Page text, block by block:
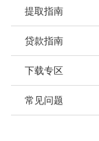
提取指南
贷款指南
下载专区
常见问题